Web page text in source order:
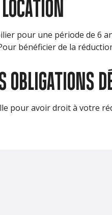
pour une période de 6
bénéficier de la
OBLIGATIONS
pour avoir droit à votre